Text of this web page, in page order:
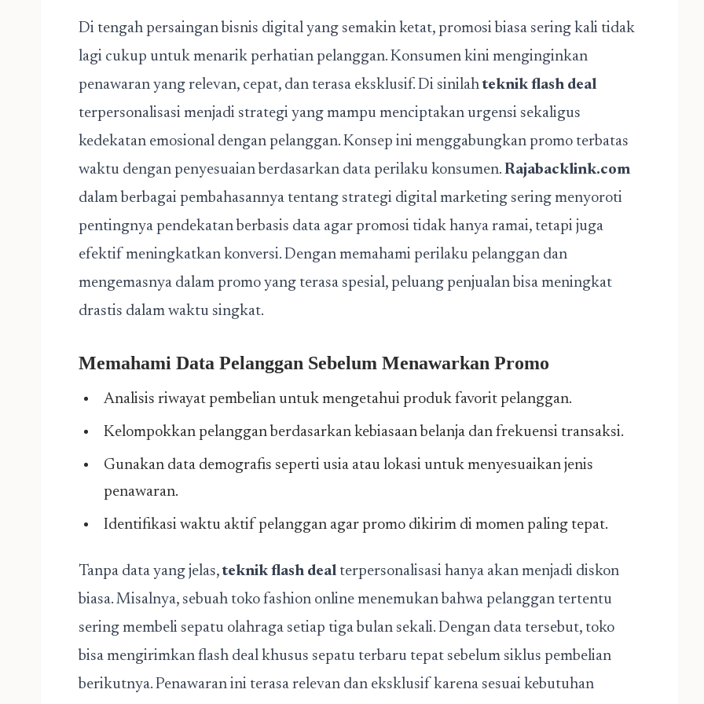
Di tengah persaingan bisnis digital yang semakin ketat, promosi biasa sering kali tidak
lagi cukup untuk menarik perhatian pelanggan. Konsumen kini menginginkan
penawaran yang relevan, cepat, dan terasa eksklusif. Di sinilahteknik flash deal
terpersonalisasi menjadi strategi yang mampu menciptakan urgensi sekaligus
kedekatan emosional dengan pelanggan. Konsep ini menggabungkan promo terbatas
waktu dengan penyesuaian berdasarkan data perilaku konsumen. Rajabacklink.com
dalam berbagai pembahasannya tentang strategi digital marketing sering menyoroti
pentingnya pendekatan berbasis data agar promosi tidak hanya ramai, tetapi juga
efektif meningkatkan konversi. Dengan memahami perilaku pelanggan dan
mengemasnya dalam promo yang terasa spesial, peluang penjualan bisa meningkat
drastis dalam waktu singkat.
Memahami Data Pelanggan Sebelum Menawarkan Promo
Analisis riwayat pembelian untuk mengetahui produk favorit pelanggan.
Kelompokkan pelanggan berdasarkan kebiasaan belanja dan frekuensi transaksi.
Gunakan data demografis seperti usia atau lokasi untuk menyesuaikan jenis
penawaran.
Identifikasi waktu aktif pelanggan agar promo dikirim di momen paling tepat.
Tanpa data yang jelas,teknik flash deal terpersonalisasi hanya akan menjadi diskon
biasa. Misalnya, sebuah toko fashion online menemukan bahwa pelanggan tertentu
sering membeli sepatu olahraga setiap tiga bulan sekali. Dengan data tersebut, toko
bisa mengirimkan flash deal khusus sepatu terbaru tepat sebelum siklus pembelian
berikutnya. Penawaran ini terasa relevan dan eksklusif karena sesuai kebutuhan